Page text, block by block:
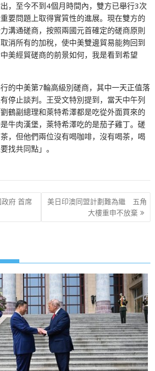
，至今不到4個月時間內，雙方已舉行3次
要問題上取得實質性的進展。現在雙方的
溝通磋商，按照兩國元首確定的磋商原則
消所有的加稅，使中美雙邊貿易能夠回到
美經貿磋商的前景如何，我是看到希望
的中美第7輪高級別磋商，其中一天正值落
停止談判。王受文特別提到，當天中午列
鶴副總理和萊特希澤都是吃從外面買來的
牛肉漢堡，萊特希澤吃的是茄子雞丁。磋
，但他們兩位沒有喝咖啡，沒有喝茶，喝
找共同點」。
府 首席
美日印澳同盟計劃難為繼 五角
大樓重申不放棄